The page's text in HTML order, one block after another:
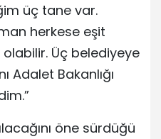
üç tane var.
herkese eşit
Üç belediyeye
Adalet Bakanlığı
öne sürdüğü